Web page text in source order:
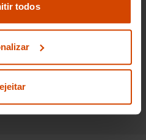
cookies
nossapolítica de
todos
usados requer.
preço e sem